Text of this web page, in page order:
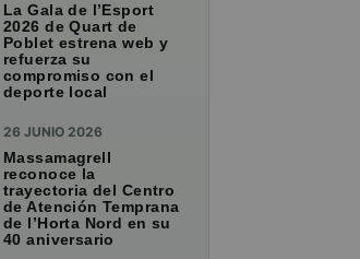
La Gala de l’Esport
2026 de Quart de
Poblet estrena web y
refuerza su
compromiso con el
deporte local
26 JUNIO 2026
Massamagrell
reconoce la
trayectoria del Centro
de Atención Temprana
de l’Horta Nord en su
40 aniversario